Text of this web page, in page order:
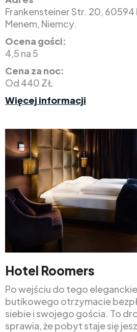
Frankensteiner Str. 20, 60594
Menem, Niemcy.
Ocena gości:
4,5 na 5
Cena za noc:
Od 440 ZŁ
Więcej informacji
Hotel Roomers
Po wejściu do tego
butikowego otrzymacie
siebie i swojego gościa. To
sprawia, że pobyt staje się